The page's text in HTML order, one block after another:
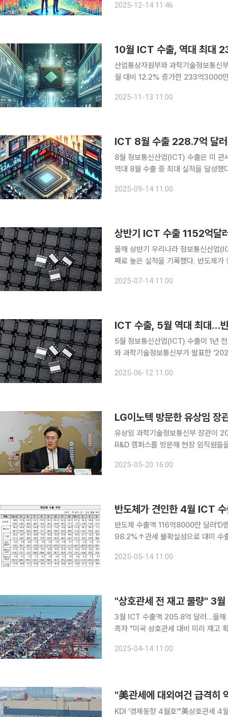
한 11월 ICT 수출입 동향에 따르면
2025-12-14 11:46
산업통상자원부와 과학기술정보통
월 대비 12.2% 증가한 233억3000
7,000만 달러 흑자를 기록했다. 조업
2025-11-13 11:00
ICT 8월 수출 228.7억 달
8월 정보통신산업(ICT) 수출은 미 관
역대 8월 수출 중 최대 실적을 달성했다. 과학기술정보통신부는 15일 ICT 수출이 228억
억3000만 달러(7.6%↑)로 집계됐고
2025-09-14 11:00
상반기 ICT 수출 1152억달
올해 상반기 우리나라 정보통신산업
째로 높은 실적을 기록했다. 반도체
학기술정보통신부와 산업통상자원부
2025-07-14 11:00
ICT 수출, 5월 역대 최대…
5월 정보통신산업(ICT) 수출이 1년 전보다
와 과학기술정보통신부가 발표한
2025-06-12 11:00
LG이노텍 방문한 유상임 장
유상임 과학기술정보통신부 장관이
R&D 캠퍼스를 방문해 현장 임직원
등 글로벌 통상환경이 악화하는 가운
2025-05-20 16:00
반도체가 견인한 4월 ICT
반도체 수출액 116억8000만 달러'D
98.2%↑관세 불확실성으로 대미 수
다. 수입은 113억 달러로 지난해 같은
2025-05-14 11:00
"상호관세 전 재고 물량" 3
3월 ICT 수출액 205.8억 달러…올
흑자 "미국 상호관세 대비 미리 재고 확보 영향" 3월 정보통신산업(ICT) 수
상호관세 대비 기업들의 재고 확보 영
2025-04-14 11:00
"美관세에 대외여건 급격히
KDI '경제동향 4월호'"美상호관세 4월 본격화…수출여